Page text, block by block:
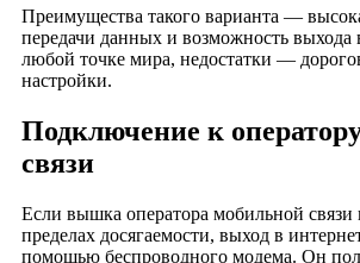
деревня Малые Гулынки
деревня Моньясово
деревня Милованово
деревня Можарово
деревня Нефедово
деревня Новое Тонино
деревня Одоевцево
Преимущества такого варианта —
передачи данных и возможность выхода
любой точке мира, недостатки —
настройки.
Подключение к
связи
Если вышка оператора мобильной связи
пределах досягаемости, выход в
помощью беспроводного модема. Он